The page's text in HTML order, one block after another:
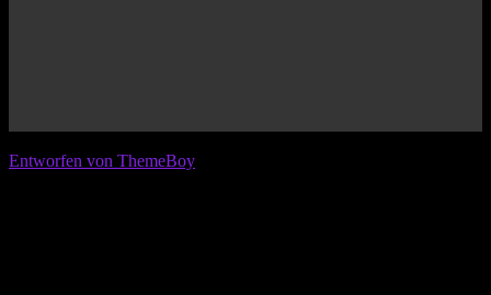
Entworfen von ThemeBoy